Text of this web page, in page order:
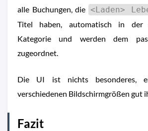
alle Buchungen, die <Laden>
Titel haben, automatisch in der
Kategorie und werden dem
zugeordnet.
Die UI ist nichts besonderes,
verschiedenen Bildschirmgrößen gut
Fazit